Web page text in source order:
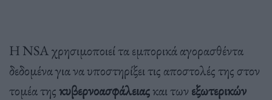
Η NSA χρησιμοποιεί τα εμπορικά αγορασθέντα
δεδομένα για να υποστηρίξει τις αποστολές της στον
τομέα τηςκυβερνοασφάλειαςκαι των εξωτερικών